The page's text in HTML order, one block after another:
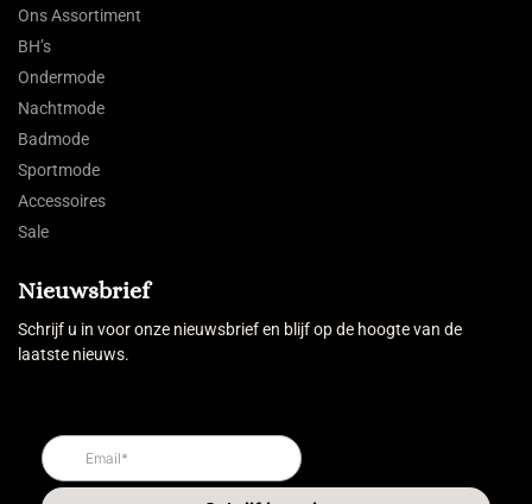
Ons Assortiment
BH’s
Ondermode
Nachtmode
Badmode
Sportmode
Accessoires
Sale
Nieuwsbrief
Schrijf u in voor onze nieuwsbrief en blijf op de hoogte van de
laatste nieuws.